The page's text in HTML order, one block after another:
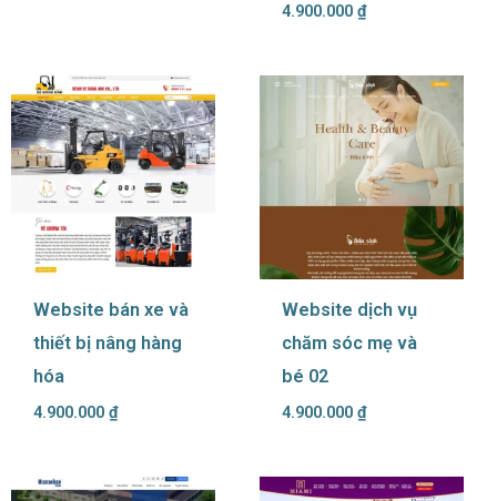
4.900.000 ₫
Website bán xe và
thiết bị nâng hàng
hóa
4.900.000 ₫
Website dịch vụ
chăm sóc mẹ và
bé 02
4.900.000 ₫